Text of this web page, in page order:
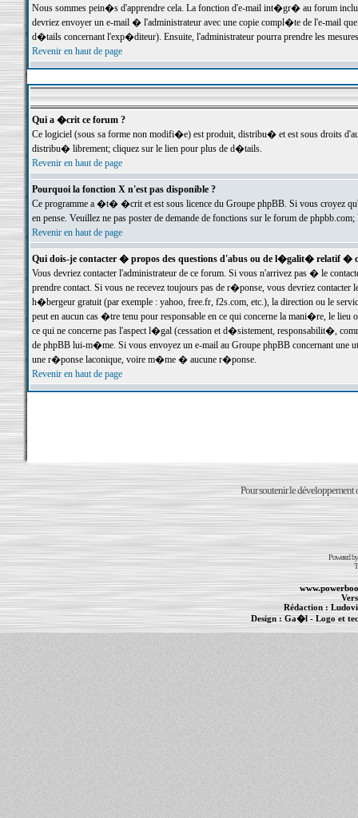
Nous sommes pein�s d'apprendre cela. La fonction d'e-mail int�gr� au forum inclut
devriez envoyer un e-mail � l'administrateur avec une copie compl�te de l'e-mail
d�tails concernant l'exp�diteur). Ensuite, l'administrateur pourra prendre les
Revenir en haut de page
Qui a �crit ce forum ?
Ce logiciel (sous sa forme non modifi�e) est produit, distribu� et est sous droits
distribu� librement; cliquez sur le lien pour plus de d�tails.
Revenir en haut de page
Pourquoi la fonction X n'est pas disponible ?
Ce programme a �t� �crit et est sous licence du Groupe phpBB. Si vous croyez
en pense. Veuillez ne pas poster de demande de fonctions sur le forum de
Revenir en haut de page
Qui dois-je contacter � propos des questions d'abus ou de l�galit� relatif �
Vous devriez contacter l'administrateur de ce forum. Si vous n'arrivez pas � le
prendre contact. Si vous ne recevez toujours pas de r�ponse, vous devriez
h�bergeur gratuit (par exemple : yahoo, free.fr, f2s.com, etc.), la direction ou le
peut en aucun cas �tre tenu pour responsable en ce qui concerne la mani�re, le
ce qui ne concerne pas l'aspect l�gal (cessation et d�sistement, responsabilit�,
de phpBB lui-m�me. Si vous envoyez un e-mail au Groupe phpBB concernant une
une r�ponse laconique, voire m�me � aucune r�ponse.
Revenir en haut de page
Pour soutenir le développement
Powered
Rédaction :
Design :Ga�l- Logo et
Informations :